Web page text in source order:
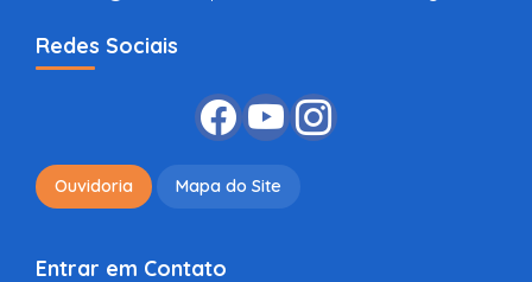
Redes Sociais
Ouvidoria Mapa do Site
Entrar em Contato